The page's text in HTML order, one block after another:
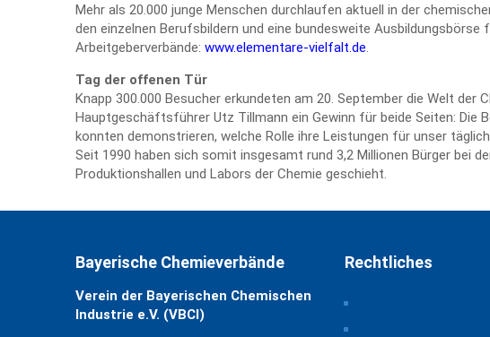
Mehr als 20.000 junge Menschen durchlaufen aktuell in der
den einzelnen Berufsbildern und eine bundesweite
Arbeitgeberverbände: www.elementare-vielfalt.de.
Tag der offenen Tür
Knapp 300.000 Besucher erkundeten am 20. September die Welt der
Hauptgeschäftsführer Utz Tillmann ein Gewinn für beide Seiten: Die
konnten demonstrieren, welche Rolle ihre Leistungen für unser
Seit 1990 haben sich somit insgesamt rund 3,2 Millionen Bürger bei
Produktionshallen und Labors der Chemie geschieht.
Bayerische Chemieverbände
Verein der Bayerischen Chemischen
Industrie e.V. (VBCI)
Rechtliches